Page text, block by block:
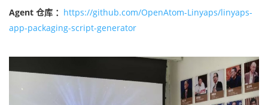
Agent 仓库 ： https://github.com/OpenAtom-Linyaps/linyaps-
app-packaging-script-generator